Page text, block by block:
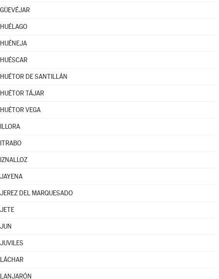
GÜEVÉJAR
HUÉLAGO
HUÉNEJA
HUÉSCAR
HUÉTOR DE SANTILLÁN
HUÉTOR TÁJAR
HUÉTOR VEGA
ILLORA
ITRABO
IZNALLOZ
JAYENA
JEREZ DEL MARQUESADO
JETE
JUN
JUVILES
LÁCHAR
LANJARÓN